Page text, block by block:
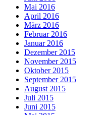
Mai 2016
April 2016
März 2016
Februar 2016
Januar 2016
Dezember 2015
November 2015
Oktober 2015
September 2015
August 2015
Juli 2015
Juni 2015